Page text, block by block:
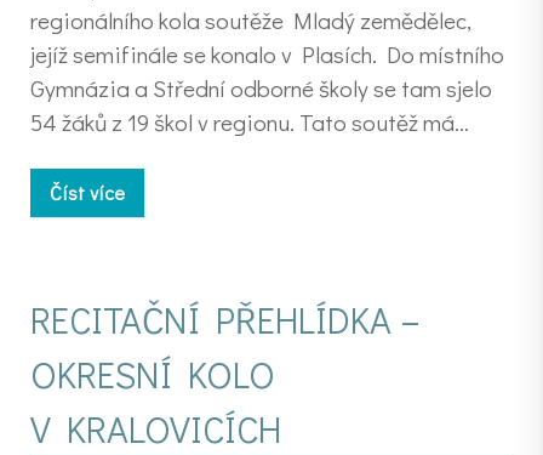
regionálního kola soutěže Mladý zemědělec,
jejíž semifinále se konalo v Plasích. Do místního
Gymnázia a Střední odborné školy se tam sjelo
54 žáků z 19 škol v regionu. Tato soutěž má…
Číst více
RECITAČNÍ PŘEHLÍDKA –
OKRESNÍ KOLO
V KRALOVICÍCH